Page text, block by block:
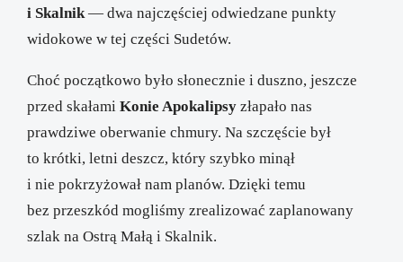
i Skalnik— dwa najczęściej odwiedzane punkty
widokowe w tej części Sudetów.
Choć początkowo było słonecznie i duszno, jeszcze
przed skałami Konie Apokalipsy złapało nas
prawdziwe oberwanie chmury. Na szczęście był
to krótki, letni deszcz, który szybko minął
i nie pokrzyżował nam planów. Dzięki temu
bez przeszkód mogliśmy zrealizować zaplanowany
szlak na Ostrą Małą i Skalnik.